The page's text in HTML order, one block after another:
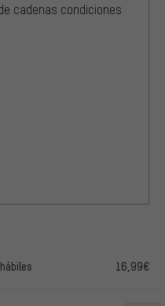
cadenas condiciones
16,99€